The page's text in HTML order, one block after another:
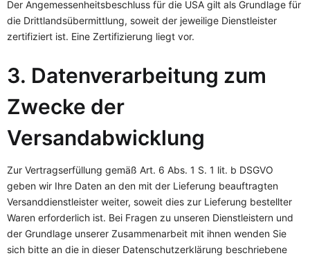
Der Angemessenheitsbeschluss für die USA gilt als Grundlage für
die Drittlandsübermittlung, soweit der jeweilige Dienstleister
zertifiziert ist. Eine Zertifizierung liegt vor.
3. Datenverarbeitung zum
Zwecke der
Versandabwicklung
Zur Vertragserfüllung gemäß Art. 6 Abs. 1 S. 1 lit. b DSGVO
geben wir Ihre Daten an den mit der Lieferung beauftragten
Versanddienstleister weiter, soweit dies zur Lieferung bestellter
Waren erforderlich ist. Bei Fragen zu unseren Dienstleistern und
der Grundlage unserer Zusammenarbeit mit ihnen wenden Sie
sich bitte an die in dieser Datenschutzerklärung beschriebene